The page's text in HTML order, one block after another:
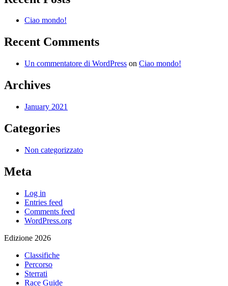
Ciao mondo!
Recent Comments
Un commentatore di WordPress on Ciao mondo!
Archives
January 2021
Categories
Non categorizzato
Meta
Log in
Entries feed
Comments feed
WordPress.org
Edizione 2026
Classifiche
Percorso
Sterrati
Race Guide